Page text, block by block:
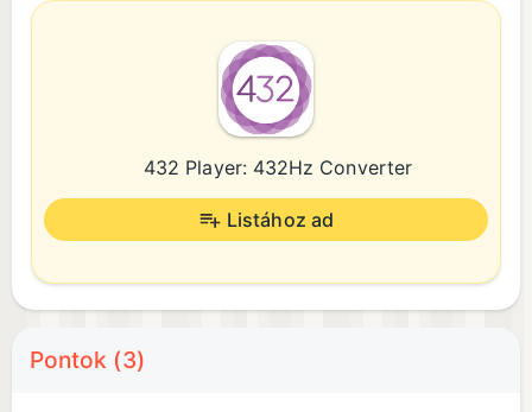
432 Player: 432Hz Converter
Listához ad
Pontok (3)